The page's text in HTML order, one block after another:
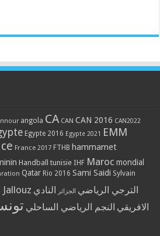
angola CA CAN CAN 2016 CAN2022
Egypte 2016 Egypte 2021 EMM
France 2017 FTHB hammamet
Handball tunisie IHF Maroc mondial
Qatar Rio 2016 Sami Saidi Sylvain
Jallouz الترجي الرياضي الجزائر النادي
الافريقي النجم الرياضي الساحلي